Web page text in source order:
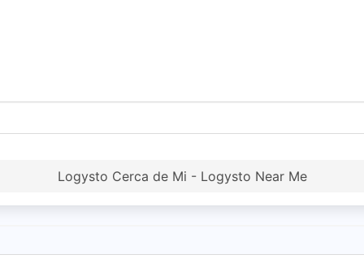
Logysto Cerca de Mi - Logysto Near Me